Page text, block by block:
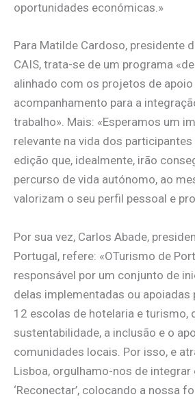
oportunidades económicas.»
Para Matilde Cardoso, presidente
CAIS, trata-se de um programa
alinhado com os projetos de apoio
acompanhamento para a
trabalho». Mais: «Esperamos um
relevante na vida dos
edição que, idealmente, irão
percurso de vida autónomo, ao
valorizam o seu perfil pessoal e
Por sua vez, Carlos Abade,
Portugal, refere: «OTurismo de
responsável por um conjunto de
delas implementadas ou apoiadas
12 escolas de hotelaria e turismo,
sustentabilidade, a inclusão e o
comunidades locais. Por isso, e
Lisboa, orgulhamo-nos de integrar
‘Reconectar’, colocando a nossa